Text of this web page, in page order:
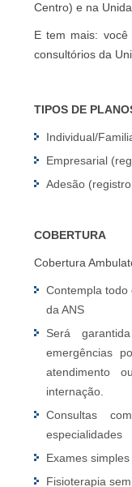
Centro) e na
E tem mais:
consultórios da
TIPOS DE
Individual/
Empresarial
Adesão
COBERTURA
Cobertura
Contempla todo
da ANS
Será
emergências
atendimento
internação.
Consultas
especialidades
Exames
Fisioterapia